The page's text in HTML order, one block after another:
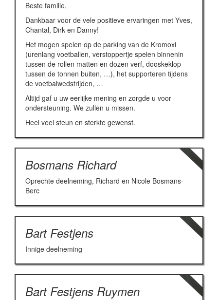
Beste familie,
Dankbaar voor de vele positieve ervaringen met Yves,
Chantal, Dirk en Danny!
Het mogen spelen op de parking van de Kromoxi
(urenlang voetballen, verstoppertje spelen binnenin
tussen de rollen matten en dozen verf, dooskeklop
tussen de tonnen buiten, …), het supporteren tijdens
de voetbalwedstrijden, …
Altijd gaf u uw eerlijke mening en zorgde u voor
ondersteuning. We zullen u missen.
Heel veel steun en sterkte gewenst.
Bosmans Richard
Oprechte deelneming, Richard en Nicole Bosmans-
Berc
Bart Festjens
Innige deelneming
Bart Festjens Ruymen